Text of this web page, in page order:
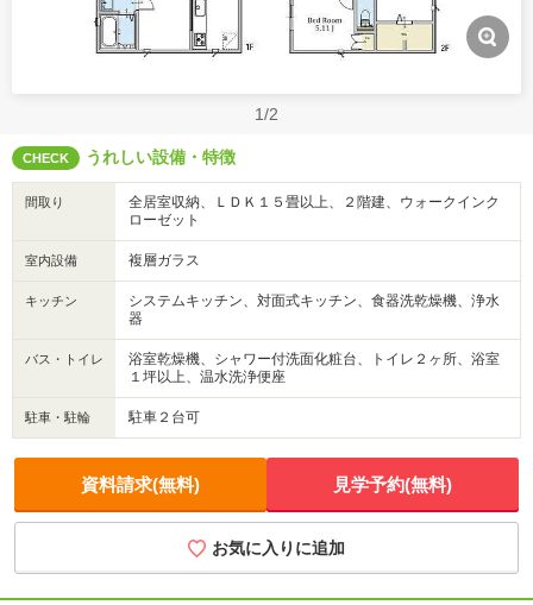
1/2
CHECK うれしい設備・特徴
間取り
全居室収納、ＬＤＫ１５畳以上、２階建、ウォークインク
ローゼット
室内設備 複層ガラス
キッチン
システムキッチン、対面式キッチン、食器洗乾燥機、浄水
器
バス・トイレ
浴室乾燥機、シャワー付洗面化粧台、トイレ２ヶ所、浴室
１坪以上、温水洗浄便座
駐車・駐輪 駐車２台可
資料請求(無料) 見学予約(無料)
お気に入りに追加